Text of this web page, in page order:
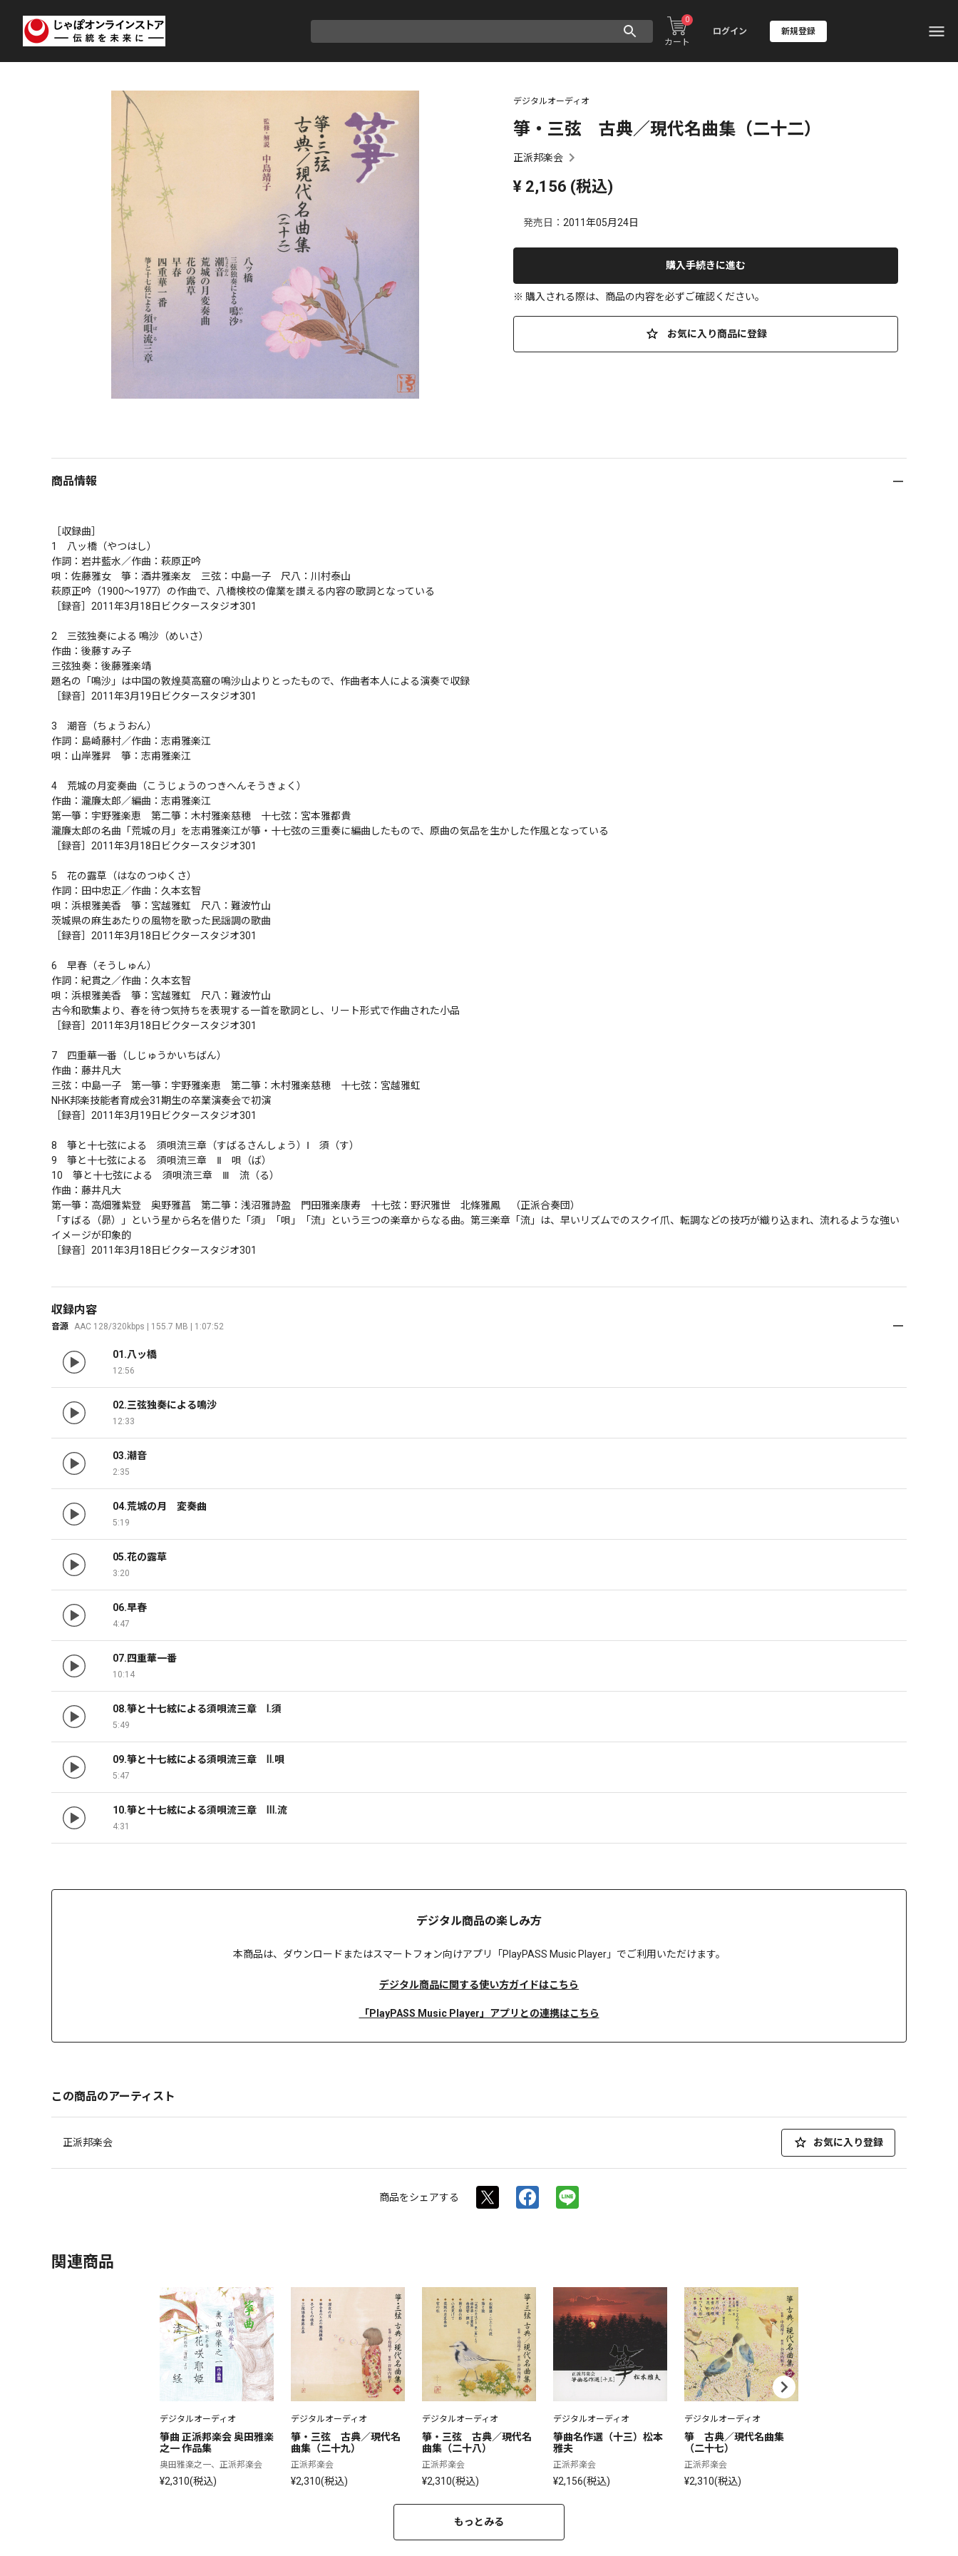
カート
0
ログイン 新規登録
デジタルオーディオ
箏・三弦 古典／現代名曲集（二十二）
正派邦楽会
¥ 2,156 (税込)
発売日： 2011年05月24日
購入手続きに進む
※ 購入される際は、商品の内容を必ずご確認ください。
お気に入り商品に登録
商品情報
［収録曲］
1　八ッ橋（やつはし）
作詞：岩井藍水／作曲：萩原正吟
唄：佐藤雅女　箏：酒井雅楽友　三弦：中島一子　尺八：川村泰山
萩原正吟（1900～1977）の作曲で、八橋検校の偉業を讃える内容の歌詞となっている
［録音］2011年3月18日ビクタースタジオ301
2　三弦独奏による 鳴沙（めいさ）
作曲：後藤すみ子
三弦独奏：後藤雅楽靖
題名の「鳴沙」は中国の敦煌莫高窟の鳴沙山よりとったもので、作曲者本人による演奏で収録
［録音］2011年3月19日ビクタースタジオ301
3　潮音（ちょうおん）
作詞：島崎藤村／作曲：志甫雅楽江
唄：山岸雅昇　箏：志甫雅楽江
4　荒城の月変奏曲（こうじょうのつきへんそうきょく）
作曲：瀧廉太郎／編曲：志甫雅楽江
第一箏：宇野雅楽恵　第二箏：木村雅楽慈穂　十七弦：宮本雅都貴
瀧廉太郎の名曲「荒城の月」を志甫雅楽江が箏・十七弦の三重奏に編曲したもので、原曲の気品を生かした作風となっている
［録音］2011年3月18日ビクタースタジオ301
5　花の露草（はなのつゆくさ）
作詞：田中忠正／作曲：久本玄智
唄：浜根雅美香　箏：宮越雅虹　尺八：難波竹山
茨城県の麻生あたりの風物を歌った民謡調の歌曲
［録音］2011年3月18日ビクタースタジオ301
6　早春（そうしゅん）
作詞：紀貫之／作曲：久本玄智
唄：浜根雅美香　箏：宮越雅虹　尺八：難波竹山
古今和歌集より、春を待つ気持ちを表現する一首を歌詞とし、リート形式で作曲された小品
［録音］2011年3月18日ビクタースタジオ301
7　四重華一番（しじゅうかいちばん）
作曲：藤井凡大
三弦：中島一子　第一箏：宇野雅楽恵　第二箏：木村雅楽慈穂　十七弦：宮越雅虹
NHK邦楽技能者育成会31期生の卒業演奏会で初演
［録音］2011年3月19日ビクタースタジオ301
8　箏と十七弦による　須唄流三章（すばるさんしょう）Ⅰ　須（す）
9　箏と十七弦による　須唄流三章　Ⅱ　唄（ば）
10　箏と十七弦による　須唄流三章　Ⅲ　流（る）
作曲：藤井凡大
第一箏：高畑雅紫登　奥野雅菖　第二箏：浅沼雅詩盈　門田雅楽康寿　十七弦：野沢雅世　北條雅鳳　（正派合奏団）
「すばる（昴）」という星から名を借りた「須」「唄」「流」という三つの楽章からなる曲。第三楽章「流」は、早いリズムでのスクイ爪、転調などの技巧が織り込まれ、流れるような強い
イメージが印象的
［録音］2011年3月18日ビクタースタジオ301
収録内容
音源 AAC 128/320kbps | 155.7 MB | 1:07:52
01.八ッ橋
12:56
02.三弦独奏による鳴沙
12:33
03.潮音
2:35
04.荒城の月　変奏曲
5:19
05.花の露草
3:20
06.早春
4:47
07.四重華一番
10:14
08.箏と十七絃による須唄流三章　Ⅰ.須
5:49
09.箏と十七絃による須唄流三章　Ⅱ.唄
5:47
10.箏と十七絃による須唄流三章　Ⅲ.流
4:31
デジタル商品の楽しみ方
本商品は、 ダウンロードまたはスマートフォン向けアプリ「PlayPASS Music Player」でご利用いただけます。
デジタル商品に関する使い方ガイドはこちら
「PlayPASS Music Player」アプリとの連携はこちら
この商品のアーティスト
正派邦楽会 お気に入り登録
商品をシェアする
関連商品
デジタルオーディオ
箏曲 正派邦楽会 奥田雅楽
之一 作品集
奥田雅楽之一、正派邦楽会
¥2,310(税込)
デジタルオーディオ
箏・三弦　古典／現代名
曲集（二十九）
正派邦楽会
¥2,310(税込)
デジタルオーディオ
箏・三弦　古典／現代名
曲集（二十八）
正派邦楽会
¥2,310(税込)
デジタルオーディオ
箏曲名作選（十三）松本
雅夫
正派邦楽会
¥2,156(税込)
デジタルオーディオ
箏　古典／現代名曲集
（二十七）
正派邦楽会
¥2,310(税込)
もっとみる